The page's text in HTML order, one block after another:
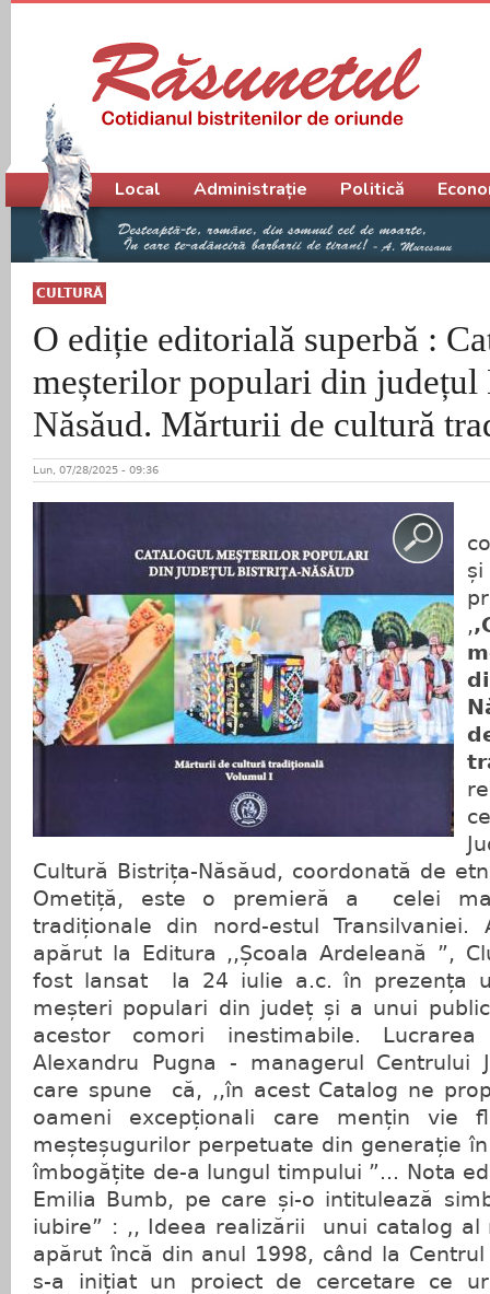
CULTURĂ
O ediție editorială superbă :
meșterilor populari din județul
Năsăud. Mărturii de cultură
Lun, 07/28/2025 - 09:36
,
Cultură Bistrița-Năsăud, coordonată de
Ometiță, este o premieră a celei
tradiționale din nord-estul
apărut la Editura ,,Școala Ardeleană ”,
fost lansat la 24 iulie a.c. în prezența
meșteri populari din județ și a unui
acestor comori inestimabile.
Alexandru Pugna - managerul Centrului
care spune că, ,,în acest Catalog ne
oameni excepționali care mențin vie
meșteșugurilor perpetuate din generație
îmbogățite de-a lungul timpului ”... Nota
Emilia Bumb, pe care și-o intitulează
iubire” : ,, Ideea realizării unui catalog al
apărut încă din anul 1998, când la Centrul
s-a inițiat un proiect de cercetare ce
Meniu principal
Local Administrație Politică